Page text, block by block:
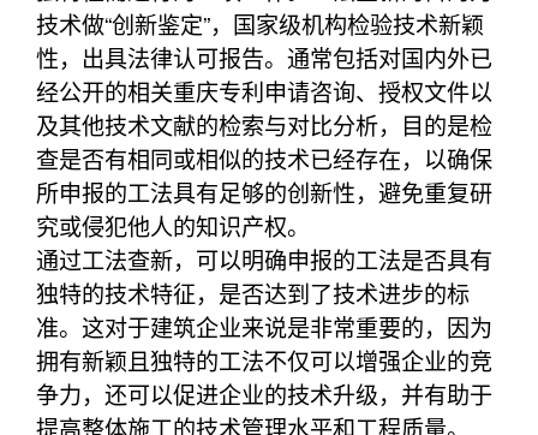
技术做“创新鉴定”，国家级机构检验技术新颖
性，出具法律认可报告。通常包括对国内外已
经公开的相关重庆专利申请咨询、授权文件以
及其他技术文献的检索与对比分析，目的是检
查是否有相同或相似的技术已经存在，以确保
所申报的工法具有足够的创新性，避免重复研
究或侵犯他人的知识产权。
通过工法查新，可以明确申报的工法是否具有
独特的技术特征，是否达到了技术进步的标
准。这对于建筑企业来说是非常重要的，因为
拥有新颖且独特的工法不仅可以增强企业的竞
争力，还可以促进企业的技术升级，并有助于
提高整体施工的技术管理水平和工程质量。